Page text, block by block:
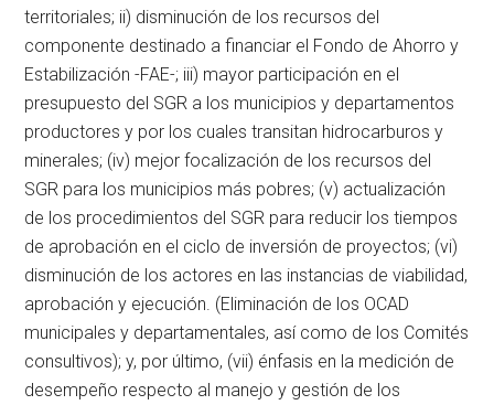
territoriales; ii) disminución de los recursos del
componente destinado a financiar el Fondo de Ahorro y
Estabilización -FAE-; iii) mayor participación en el
presupuesto del SGR a los municipios y departamentos
productores y por los cuales transitan hidrocarburos y
minerales; (iv) mejor focalización de los recursos del
SGR para los municipios más pobres; (v) actualización
de los procedimientos del SGR para reducir los tiempos
de aprobación en el ciclo de inversión de proyectos; (vi)
disminución de los actores en las instancias de viabilidad,
aprobación y ejecución. (Eliminación de los OCAD
municipales y departamentales, así como de los Comités
consultivos); y, por último, (vii) énfasis en la medición de
desempeño respecto al manejo y gestión de los